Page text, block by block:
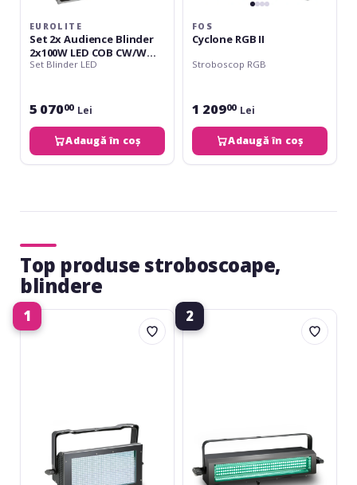
EUROLITE
Set 2x Audience Blinder
2x100W LED COB CW/WW
+ Case
Set Blinder LED
5 07000 Lei
Adaugă în coș
FOS
Cyclone RGB II
Stroboscop RGB
1 20900 Lei
Adaugă în coș
Top produse stroboscoape,
blindere
1
Cameo
Thunder
2
Cameo
Thunder